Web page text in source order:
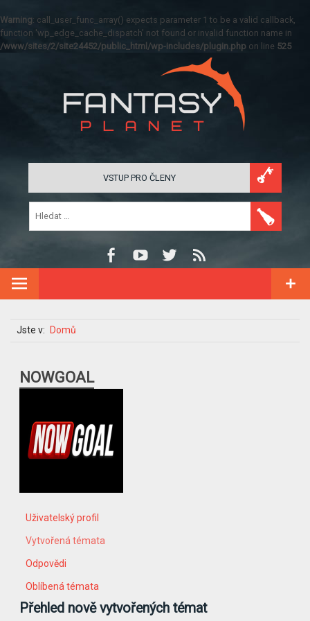
Warning: call_user_func_array() expects parameter 1 to be a valid callback,
function 'wp_edge_cache_dispatch' not found or invalid function name in
/www/sites/2/site24452/public_html/wp-includes/plugin.php on line 525
VSTUP PRO ČLENY
Jste v: Domů
NOWGOAL
Uživatelský profil
Vytvořená témata
Odpovědi
Oblíbená témata
Přehled nově vytvořených témat